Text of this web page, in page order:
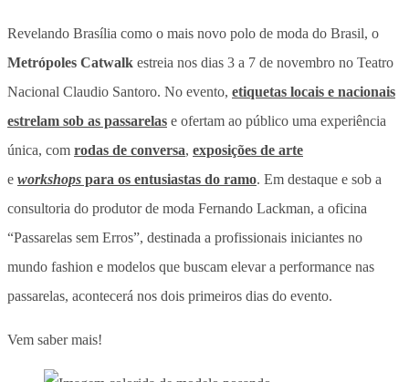
Revelando Brasília como o mais novo polo de moda do Brasil, o
Metrópoles Catwalk estreia nos dias 3 a 7 de novembro no Teatro
Nacional Claudio Santoro. No evento, etiquetas locais e nacionais
estrelam sob as passarelas e ofertam ao público uma experiência
única, com rodas de conversa, exposições de arte
e workshops para os entusiastas do ramo. Em destaque e sob a
consultoria do produtor de moda Fernando Lackman, a oficina
“Passarelas sem Erros”, destinada a profissionais iniciantes no
mundo fashion e modelos que buscam elevar a performance nas
passarelas, acontecerá nos dois primeiros dias do evento.
Vem saber mais!